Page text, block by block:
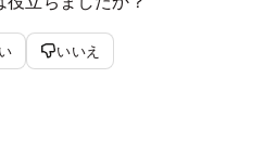
いいえ